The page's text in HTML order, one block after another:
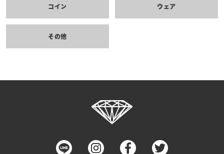
コイン ウェア
その他